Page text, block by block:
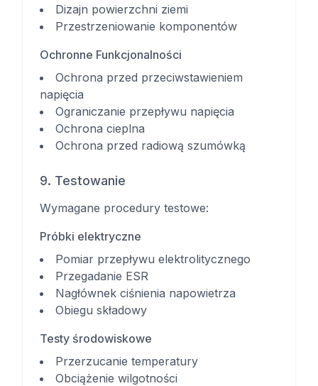
Dizajn powierzchni ziemi
Przestrzeniowanie komponentów
Ochronne Funkcjonalności
Ochrona przed przeciwstawieniem
napięcia
Ograniczanie przepływu napięcia
Ochrona cieplna
Ochrona przed radiową szumówką
9. Testowanie
Wymagane procedury testowe:
Próbki elektryczne
Pomiar przepływu elektrolitycznego
Przegadanie ESR
Nagłównek ciśnienia napowietrza
Obiegu składowy
Testy środowiskowe
Przerzucanie temperatury
Obciążenie wilgotności